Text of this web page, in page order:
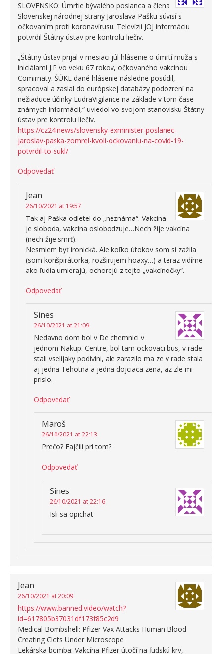
SLOVENSKO: Úmrtie bývalého poslanca a člena
Slovenskej národnej strany Jaroslava Pašku súvisí s
očkovaním proti koronavírusu. Televízii JOJ informáciu
potvrdil Štátny ústav pre kontrolu liečiv.
„Štátny ústav prijal v mesiaci júl hlásenie o úmrtí muža s
iniciálami J.P vo veku 67 rokov, očkovaného vakcínou
Comirnaty. ŠÚKL dané hlásenie následne posúdil,
spracoval a zaslal do európskej databázy podozrení na
nežiaduce účinky EudraVigilance na základe v tom čase
známych informácií,“ uviedol vo svojom stanovisku Štátny
ústav pre kontrolu liečiv.
https://cz24.news/slovensky-exminister-poslanec-
jaroslav-paska-zomrel-kvoli-ockovaniu-na-covid-19-
potvrdil-to-sukl/
Odpovedať
Jean
26/10/2021 at 19:57
Tak aj Paška odletel do „neznáma“. Vakcína
je sloboda, vakcína oslobodzuje…Nech žije vakcína
(nech žije smrť).
Nesmiem byť ironická. Ale koľko útokov som si zažila
(som konšpirátorka, rozširujem hoaxy…) a teraz vidíme
ako ľudia umierajú, ochorejú z tejto „vakcínočky“.
Odpovedať
Sines
26/10/2021 at 21:09
Nedavno dom bol v De chemnici v
jednom Nakup. Centre, bol tam ockovaci bus, v rade
stali vselijaky podivini, ale zarazilo ma ze v rade stala
aj jedna Tehotna a jedna dojciaca zena, az zle mi
prislo.
Odpovedať
Maroš
26/10/2021 at 22:13
Prečo? Fajčili pri tom?
Odpovedať
Sines
26/10/2021 at 22:16
Isli sa opichat
Jean
26/10/2021 at 20:09
https://www.banned.video/watch?
id=617805b37031df173f85c2d9
Medical Bombshell: Pfizer Vax Attacks Human Blood
Creating Clots Under Microscope
Lekárska bomba: Vakcína Pfizer útočí na ľudskú krv,